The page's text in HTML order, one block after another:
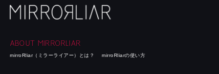
ABOUT MIRRORLIAR
mirroRliar（ミラーライアー）とは？ mirroRliarの使い方